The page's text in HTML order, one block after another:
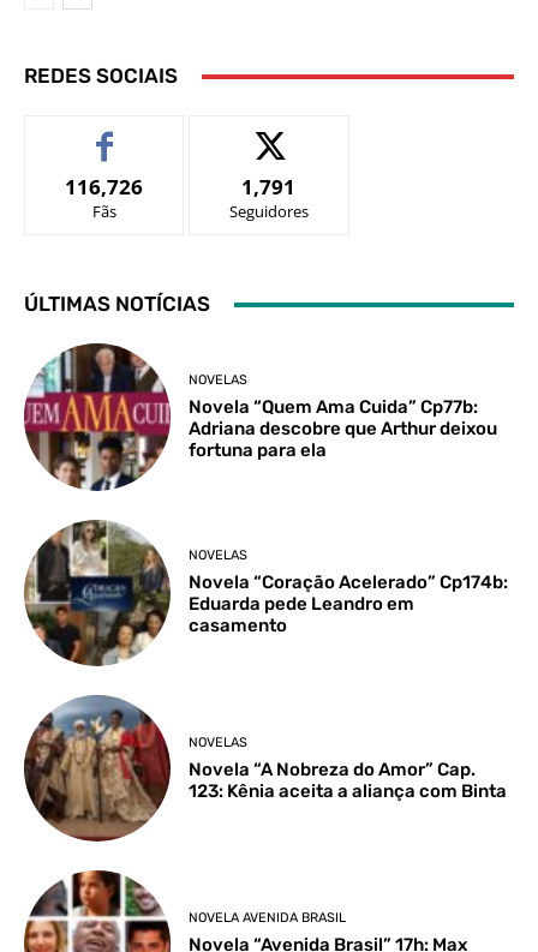
REDES SOCIAIS
116,726
Fãs
1,791
Seguidores
ÚLTIMAS NOTÍCIAS
NOVELAS
Novela “Quem Ama Cuida” Cp77b:
Adriana descobre que Arthur deixou
fortuna para ela
NOVELAS
Novela “Coração Acelerado” Cp174b:
Eduarda pede Leandro em
casamento
NOVELAS
Novela “A Nobreza do Amor” Cap.
123: Kênia aceita a aliança com Binta
NOVELA AVENIDA BRASIL
Novela “Avenida Brasil” 17h: Max